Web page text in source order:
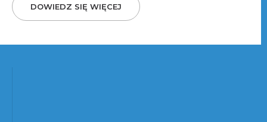
DOWIEDZ SIĘ WIĘCEJ